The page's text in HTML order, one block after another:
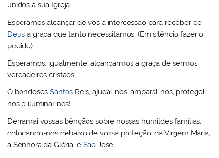
unidos à sua Igreja.
Esperamos alcançar de vós a intercessão para receber de
Deus a graça que tanto necessitamos. (Em silêncio fazer o
pedido).
Esperamos, igualmente, alcançarmos a graça de sermos
verdadeiros cristãos.
Ó bondososSantos Reis, ajudai-nos, amparai-nos, protegei-
nos e iluminai-nos!
Derramai vossas bênçãos sobre nossas humildes famílias,
colocando-nos debaixo de vossa proteção, da Virgem Maria,
a Senhora da Glória, eSão José.